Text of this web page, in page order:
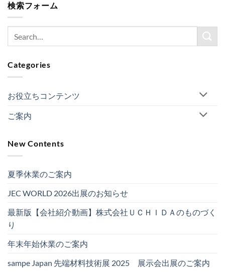
検索フォーム
Categories
お役立ちコンテンツ
ご案内
New Contents
夏季休業のご案内
JEC WORLD 2026出展のお知らせ
最新版【会社紹介動画】株式会社ＵＣＨＩＤＡのものづく
り
年末年始休業のご案内
sampe Japan 先端材料技術展 2025 展示会出展のご案内